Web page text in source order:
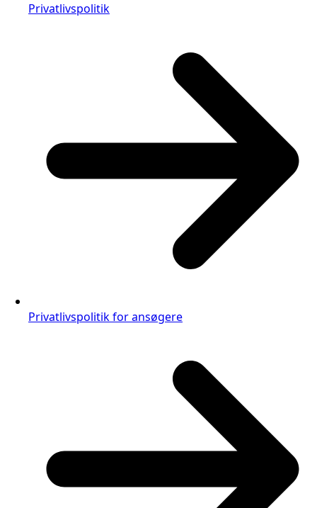
Privatlivspolitik
Privatlivspolitik for ansøgere